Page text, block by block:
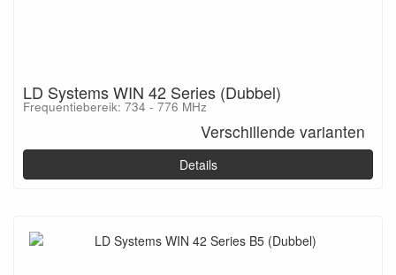
LD Systems WIN 42 Series (Dubbel)
Frequentiebereik: 734 - 776 MHz
Verschillende varianten
Details